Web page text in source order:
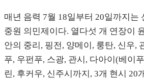
매년 음력 7월 18일부터 20일까지는
중원 의민제이다. 열다섯 개 연장이
안의 중리, 핑전, 양메이, 룽탄, 신우,
푸, 우펀푸, 스광, 관시, 다아이(베이
린, 후커우, 신주시까지, 3개 현시 20